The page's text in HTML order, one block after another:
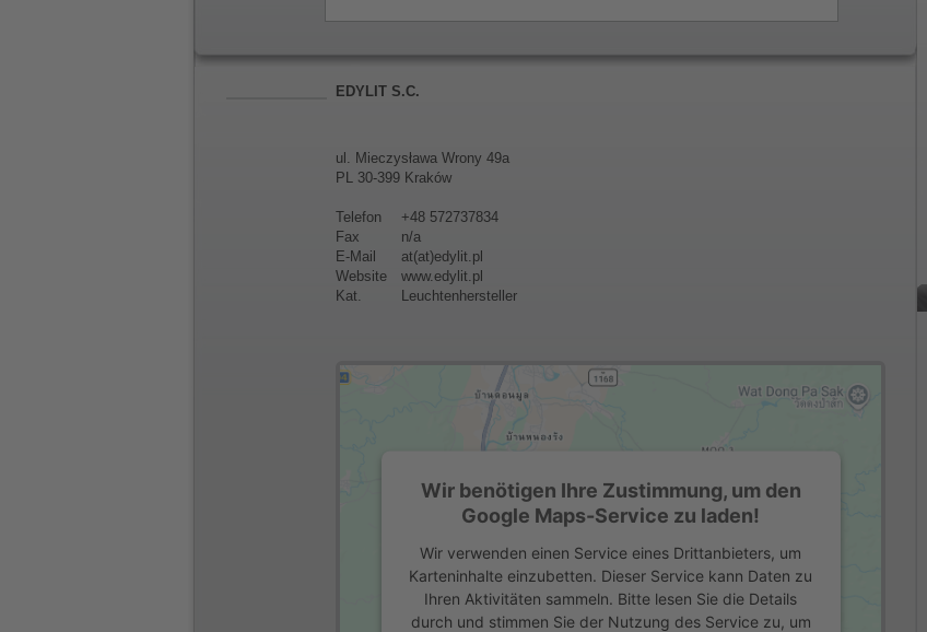
EDYLIT S.C.
ul. Mieczysława Wrony 49a
PL 30-399 Kraków
Telefon
+48 572737834
Fax
n/a
E-Mail
at(at)edylit.pl
Website
www.edylit.pl
Kat.
Leuchtenhersteller
Wir benötigen Ihre Zustimmung, um den
Google Maps-Service zu laden!
Wir verwenden einen Service eines Drittanbieters, um
Karteninhalte einzubetten. Dieser Service kann Daten zu
Ihren Aktivitäten sammeln. Bitte lesen Sie die Details
durch und stimmen Sie der Nutzung des Service zu, um